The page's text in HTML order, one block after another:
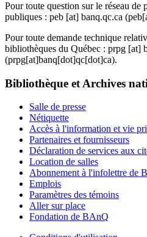
Pour toute question sur le réseau de
publiques : peb [at] banq.qc.ca
Pour toute demande technique
bibliothèques du Québec : prpg [at]
(prpg[at]banq[dot]qc[dot]ca).
Bibliothèque et Archives
Salle de presse
Nétiquette
Accès à l'information et vie
Partenaires et fournisseurs
Déclaration de services aux
Location de salles
Abonnement à l'infolettre de
Emplois
Paramètres des témoins
Aller sur place
Fondation de BAnQ